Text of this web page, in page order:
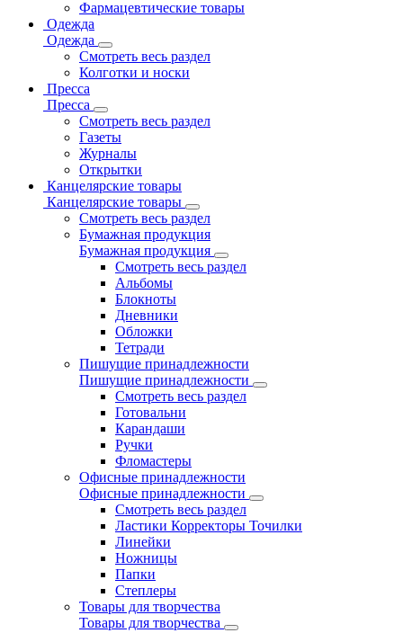
Фармацевтические товары
Одежда
Одежда
Смотреть весь раздел
Колготки и носки
Пресса
Пресса
Смотреть весь раздел
Газеты
Журналы
Открытки
Канцелярские товары
Канцелярские товары
Смотреть весь раздел
Бумажная продукция
Бумажная продукция
Смотреть весь раздел
Альбомы
Блокноты
Дневники
Обложки
Тетради
Пишущие принадлежности
Пишущие принадлежности
Смотреть весь раздел
Готовальни
Карандаши
Ручки
Фломастеры
Офисные принадлежности
Офисные принадлежности
Смотреть весь раздел
Ластики Корректоры Точилки
Линейки
Ножницы
Папки
Степлеры
Товары для творчества
Товары для творчества